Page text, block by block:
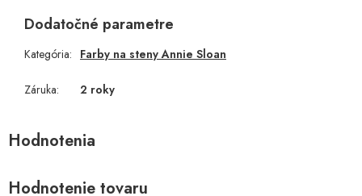
Dodatočné parametre
Kategória: Farby na steny Annie Sloan
Záruka: 2 roky
Hodnotenie tovaru